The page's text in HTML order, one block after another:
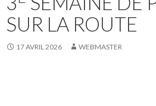
SUR LA ROUTE
17 AVRIL 2026 WEBMASTER